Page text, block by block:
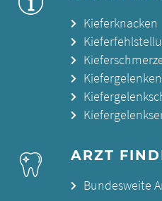
Kieferknacken
ARZT
Bundesweite